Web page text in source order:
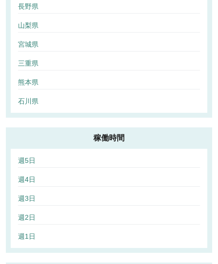
長野県
山梨県
宮城県
三重県
熊本県
石川県
稼働時間
週5日
週4日
週3日
週2日
週1日